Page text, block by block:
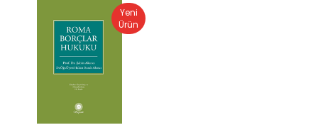
Yeni
Ürün